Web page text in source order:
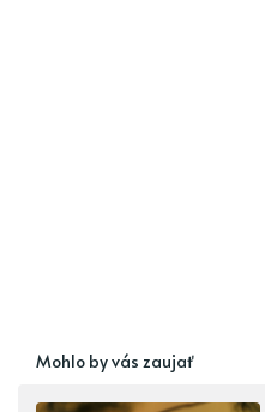
Mohlo by vás zaujať